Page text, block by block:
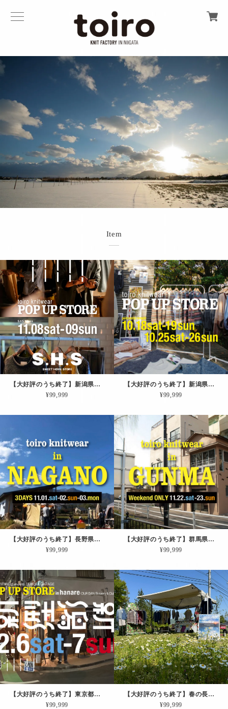
Item
【大好評のうち終了】新潟県｜11/08土-09日【展示会＆即売会その３】in 新潟市・SHSとやの
¥99,999
【大好評のうち終了】新潟県｜10/18土-19日＆10/25土-26日【展示会＆即売会その１】in 新潟市・ランプリール
¥99,999
【大好評のうち終了】長野県｜11/01土-02日-03月祝【展示会＆即売会その２】in 長野県北安曇郡松川村
¥99,999
【大好評のうち終了】群馬県｜11/22土-23日【展示会＆即売会その４】in 群馬県前橋市
¥99,999
【大好評のうち終了】東京都｜12/06土-12/07日【展示会展示会＆即売会その５】in 東京都渋谷区笹塚
¥99,999
【大好評のうち終了】春の長野県-2026-｜05/01土-02日-03月祝【展示会＆即売会その２】in 長野県北安曇郡松川村
¥99,999